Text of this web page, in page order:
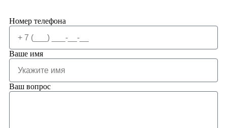
Номер телефона
Ваше имя
Ваш вопрос